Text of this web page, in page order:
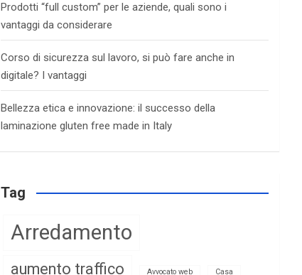
Prodotti “full custom” per le aziende, quali sono i
vantaggi da considerare
Corso di sicurezza sul lavoro, si può fare anche in
digitale? I vantaggi
Bellezza etica e innovazione: il successo della
laminazione gluten free made in Italy
Tag
Arredamento
aumento traffico Avvocato web Casa